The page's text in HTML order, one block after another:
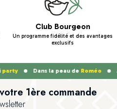
Club Bourgeon
Un programme fidélité et des avantages
exclusifs
Dans la peau deRoméo
1ère commande